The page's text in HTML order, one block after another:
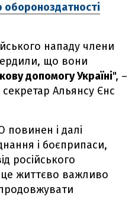
нападу члени
що вони
допомогу Україні", –
Альянсу Єнс
повинен і далі
і боєприпаси,
російського
життєво важливо